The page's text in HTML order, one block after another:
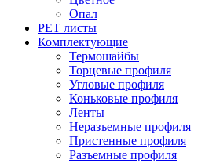
Опал
PET листы
Комплектующие
Термошайбы
Торцевые профиля
Угловые профиля
Коньковые профиля
Ленты
Неразъемные профиля
Пристенные профиля
Разъемные профиля